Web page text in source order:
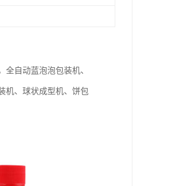
自动蓝泡泡包装机、
机、球状成型机、饼包